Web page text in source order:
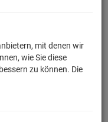
mit denen wir
wie Sie diese
zu können. Die